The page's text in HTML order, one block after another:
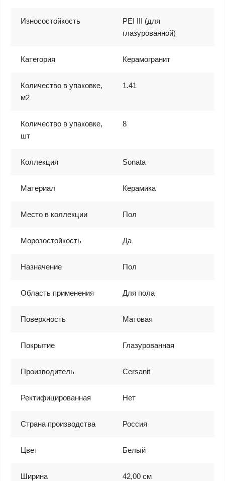
Износостойкость
PEI III (для
глазурованной)
Категория Керамогранит
Количество в упаковке,
м2
1.41
Количество в упаковке,
шт
8
Коллекция Sonata
Материал Керамика
Место в коллекции Пол
Морозостойкость Да
Назначение Пол
Область применения Для пола
Поверхность Матовая
Покрытие Глазурованная
Производитель Cersanit
Ректифицированная Нет
Страна производства Россия
Цвет Белый
Ширина 42,00 см